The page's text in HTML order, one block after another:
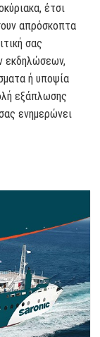
έτσι
απρόσκοπτα
σας
εκδηλώσεων,
ή υποψία
εξάπλωσης
ενημερώνει